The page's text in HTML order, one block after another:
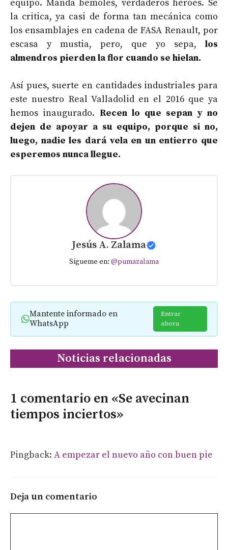
equipo. Manda bemoles, verdaderos héroes. Se
la critica, ya casi de forma tan mecánica como
los ensamblajes en cadena de FASA Renault, por
escasa y mustia, pero, que yo sepa, los
almendros pierden la flor cuando se hielan.
Así pues, suerte en cantidades industriales para
este nuestro Real Valladolid en el 2016 que ya
hemos inaugurado. Recen lo que sepan y no
dejen de apoyar a su equipo, porque si no,
luego, nadie les dará vela en un entierro que
esperemos nunca llegue.
Jesús A. Zalama
Sígueme en: @pumazalama
Mantente informado en
WhatsApp
Entrar
ahora
Noticias relacionadas
1 comentario en «Se avecinan
tiempos inciertos»
Pingback: A empezar el nuevo año con buen pie
Deja un comentario